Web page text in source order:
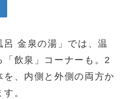
呂 金泉の湯」では、温
飲泉」コーナーも。2
を、内側と外側の両方か
。